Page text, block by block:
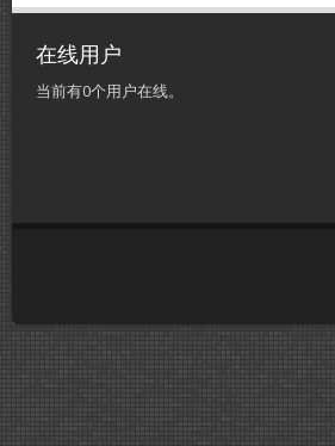
在线用户
当前有0个用户在线。